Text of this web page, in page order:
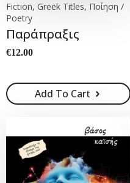
Fiction, Greek Titles, Ποίηση /
Poetry
Παράπραξις
€12.00
Add To Cart